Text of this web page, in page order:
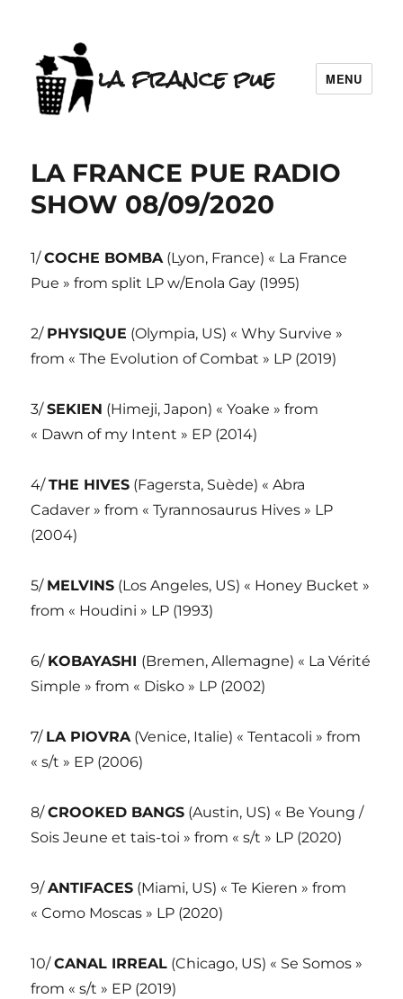
la france pue MENU
LA FRANCE PUE RADIO
SHOW 08/09/2020
1/COCHE BOMBA(Lyon, France) « La France
Pue » from split LP w/Enola Gay (1995)
2/ PHYSIQUE (Olympia, US) « Why Survive »
from « The Evolution of Combat » LP (2019)
3/SEKIEN (Himeji, Japon) « Yoake » from
« Dawn of my Intent » EP (2014)
4/THE HIVES (Fagersta, Suède) « Abra
Cadaver » from « Tyrannosaurus Hives » LP
(2004)
5/ MELVINS (Los Angeles, US) « Honey Bucket »
from « Houdini » LP (1993)
6/ KOBAYASHI (Bremen, Allemagne) « La Vérité
Simple » from « Disko » LP (2002)
7/ LA PIOVRA(Venice, Italie) « Tentacoli » from
« s/t » EP (2006)
8/CROOKED BANGS (Austin, US) « Be Young /
Sois Jeune et tais-toi » from « s/t » LP (2020)
9/ANTIFACES (Miami, US) « Te Kieren » from
« Como Moscas » LP (2020)
10/CANAL IRREAL (Chicago, US) « Se Somos »
from « s/t » EP (2019)